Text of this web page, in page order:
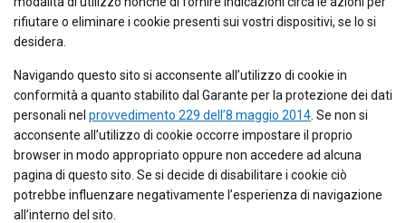
rifiutare o eliminare i cookie presenti sui vostri dispositivi, se lo si
desidera.
Navigando questo sito si acconsente all’utilizzo di cookie in
conformità a quanto stabilito dal Garante per la protezione dei dati
personali nel provvedimento 229 dell’8 maggio 2014 . Se non si
acconsente all’utilizzo di cookie occorre impostare il proprio
browser in modo appropriato oppure non accedere ad alcuna
pagina di questo sito. Se si decide di disabilitare i cookie ciò
potrebbe influenzare negativamente l’esperienza di navigazione
all’interno del sito.